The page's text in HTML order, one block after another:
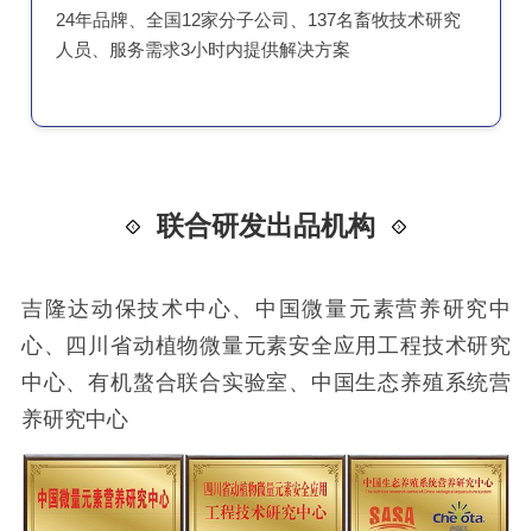
24年品牌、全国12家分子公司、137名畜牧技术研究
人员、服务需求3小时内提供解决方案
联合研发出品机构
吉隆达动保技术中心、中国微量元素营养研究中
心、四川省动植物微量元素安全应用工程技术研究
中心、有机螯合联合实验室、中国生态养殖系统营
养研究中心